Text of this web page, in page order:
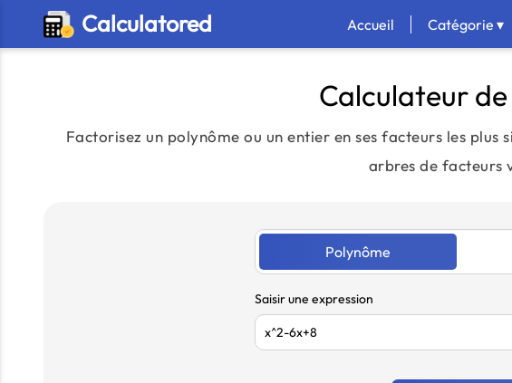
Calculatored Accueil Catégorie ▾
Calculateur
Factorisez un polynôme ou un entier en ses facteurs les
arbres de facteurs
Polynôme
Saisir une expression